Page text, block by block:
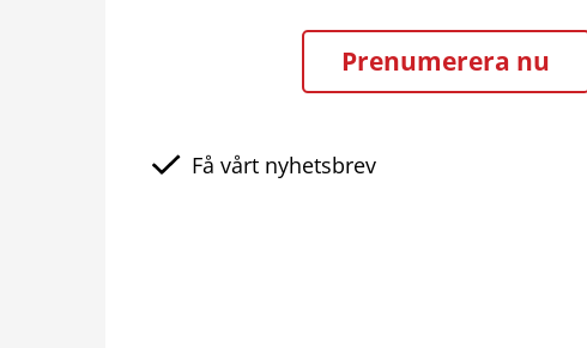
Prenumerera nu
Få vårt nyhetsbrev